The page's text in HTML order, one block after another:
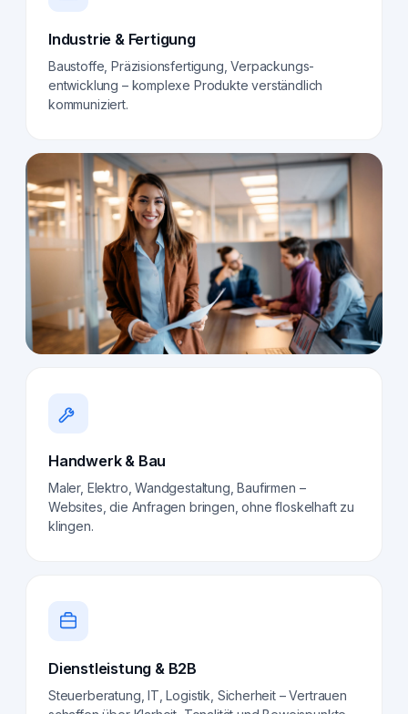
Industrie & Fertigung
Baustoffe, Präzisionsfertigung, Verpackungs­
entwicklung – komplexe Produkte verständlich
kommuniziert.
Handwerk & Bau
Maler, Elektro, Wandgestaltung, Baufirmen –
Websites, die Anfragen bringen, ohne floskelhaft zu
klingen.
Dienstleistung & B2B
Steuerberatung, IT, Logistik, Sicherheit – Vertrauen